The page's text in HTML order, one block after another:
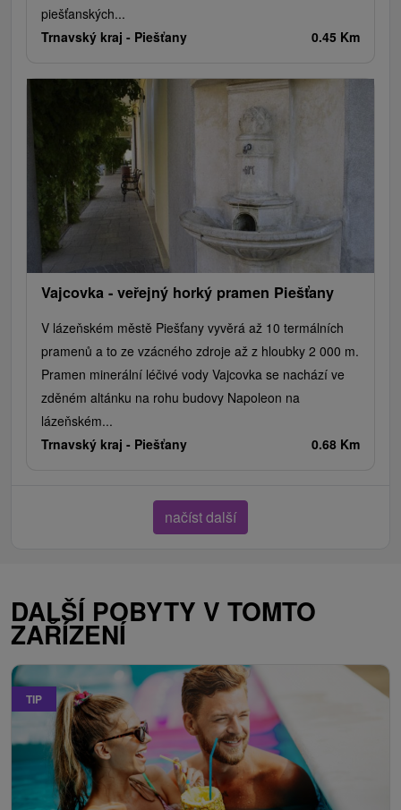
piešťanských...
Trnavský kraj - Piešťany 0.45 Km
Vajcovka - veřejný horký pramen Piešťany
V lázeňském městě Piešťany vyvěrá až 10 termálních
pramenů a to ze vzácného zdroje až z hloubky 2 000 m.
Pramen minerální léčivé vody Vajcovka se nachází ve
zděném altánku na rohu budovy Napoleon na
lázeňském...
Trnavský kraj - Piešťany 0.68 Km
načíst další
DALŠÍ POBYTY V TOMTO
ZAŘÍZENÍ
TIP